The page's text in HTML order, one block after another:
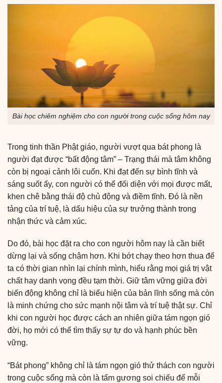
Bài học chiêm nghiệm cho con người trong cuộc sống hôm nay
Trong tinh thần Phật giáo, người vượt qua bát phong là
người đạt được “bất động tâm” – Trạng thái mà tâm không
còn bị ngoại cảnh lôi cuốn. Khi đạt đến sự bình tĩnh và
sáng suốt ấy, con người có thể đối diện với mọi được mất,
khen chê bằng thái độ chủ động và điềm tĩnh. Đó là nền
tảng của trí tuệ, là dấu hiệu của sự trưởng thành trong
nhận thức và cảm xúc.
Do đó, bài học đặt ra cho con người hôm nay là cần biết
dừng lại và sống chậm hơn. Khi bớt chạy theo hơn thua để
ta có thời gian nhìn lại chính mình, hiểu rằng mọi giá trị vật
chất hay danh vọng đều tạm thời. Giữ tâm vững giữa đời
biến động không chỉ là biểu hiện của bản lĩnh sống mà còn
là minh chứng cho sức mạnh nội tâm và trí tuệ thật sự. Chỉ
khi con người học được cách an nhiên giữa tám ngọn gió
đời, họ mới có thể tìm thấy sự tự do và hạnh phúc bền
vững.
“Bát phong” không chỉ là tám ngọn gió thử thách con người
trong cuộc sống mà còn là tấm gương soi chiếu để mỗi